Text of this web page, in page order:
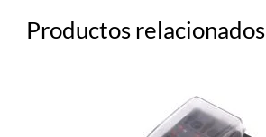
Productos relacionados